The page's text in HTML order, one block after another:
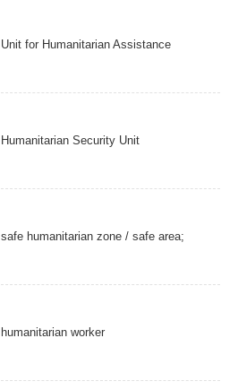
Unit for Humanitarian Assistance
Humanitarian Security Unit
safe humanitarian zone / safe area;
humanitarian worker